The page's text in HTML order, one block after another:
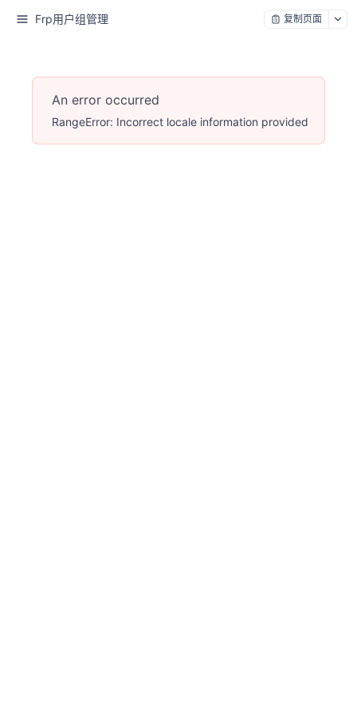
Frp用户组管理 复制页面
An error occurred
RangeError: Incorrect locale information provided